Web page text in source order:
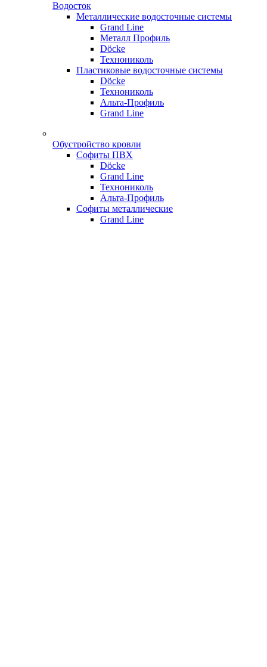
Водосток
Металлические водосточные системы
Grand Line
Металл Профиль
Döсkе
Технониколь
Пластиковые водосточные системы
Döcke
Технониколь
Альта-Профиль
Grand Line
Обустройство кровли
Софиты ПВХ
Döcke
Grand Line
Технониколь
Альта-Профиль
Софиты металлические
Grand Line